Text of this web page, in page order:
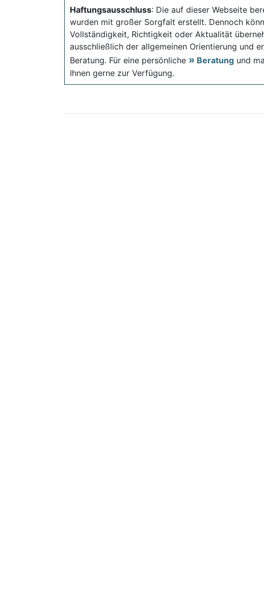
Haftungsausschluss: Die auf dieser Webseite
wurden mit großer Sorgfalt erstellt. Dennoch
Vollständigkeit, Richtigkeit oder Aktualität
ausschließlich der allgemeinen Orientierung und
Beratung. Für eine persönliche
Beratung und
Ihnen gerne zur Verfügung.